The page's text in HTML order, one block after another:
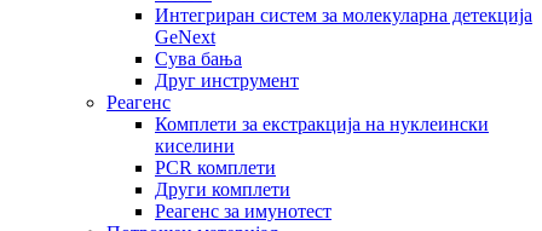
Интегриран систем за молекуларна детекција
GeNext
Сува бања
Друг инструмент
Реагенс
Комплети за екстракција на нуклеински
киселини
PCR комплети
Други комплети
Реагенс за имунотест